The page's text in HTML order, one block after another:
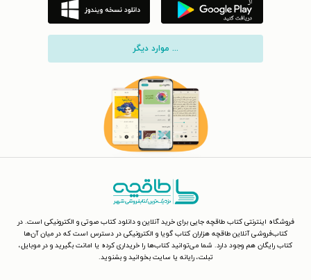
... موارد دیگر
فروشگاه اینترنتی کتاب طاقچه جایی برای خرید آنلاین و دانلود کتاب صوتی و الکترونیکی است. در
کتاب‌فروشی آنلاین طاقچه هزاران کتاب گویا و الکترونیکی در دسترس است که در میان آن‌ها
کتاب رایگان هم وجود دارد. شما می‌توانید کتاب‌ها را خریداری کرده یا امانت بگیرید و در موبایل،
تبلت، رایانه یا سایت بخوانید و بشنوید.